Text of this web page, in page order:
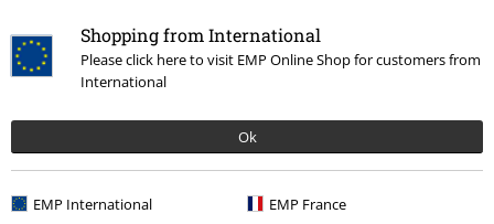
Shopping from International
Please click here to visit EMP Online Shop for customers from
International
Ok
EMP International EMP France
Qualité
5
5
Largeur
Trop étroit
Parfait